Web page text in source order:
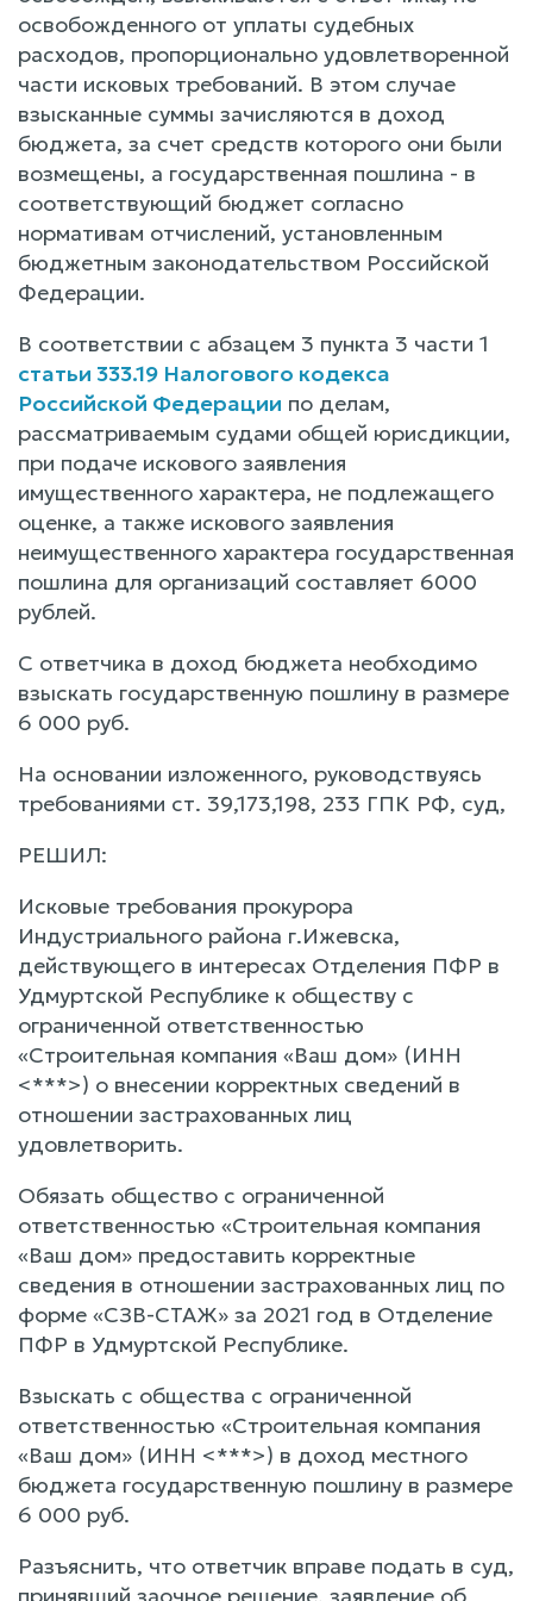
освобожденного от уплаты судебных
расходов, пропорционально удовлетворенной
части исковых требований. В этом случае
взысканные суммы зачисляются в доход
бюджета, за счет средств которого они были
возмещены, а государственная пошлина - в
соответствующий бюджет согласно
нормативам отчислений, установленным
бюджетным законодательством Российской
Федерации.
В соответствии с абзацем 3 пункта 3 части 1
статьи 333.19 Налогового кодекса
Российской Федерации по делам,
рассматриваемым судами общей юрисдикции,
при подаче искового заявления
имущественного характера, не подлежащего
оценке, а также искового заявления
неимущественного характера государственная
пошлина для организаций составляет 6000
рублей.
С ответчика в доход бюджета необходимо
взыскать государственную пошлину в размере
6 000 руб.
На основании изложенного, руководствуясь
требованиями ст. 39,173,198, 233 ГПК РФ, суд,
РЕШИЛ:
Исковые требования прокурора
Индустриального района г.Ижевска,
действующего в интересах Отделения ПФР в
Удмуртской Республике к обществу с
ограниченной ответственностью
«Строительная компания «Ваш дом» (ИНН
<***>) о внесении корректных сведений в
отношении застрахованных лиц
удовлетворить.
Обязать общество с ограниченной
ответственностью «Строительная компания
«Ваш дом» предоставить корректные
сведения в отношении застрахованных лиц по
форме «СЗВ-СТАЖ» за 2021 год в Отделение
ПФР в Удмуртской Республике.
Взыскать с общества с ограниченной
ответственностью «Строительная компания
«Ваш дом» (ИНН <***>) в доход местного
бюджета государственную пошлину в размере
6 000 руб.
Разъяснить, что ответчик вправе подать в суд,
принявший заочное решение, заявление об